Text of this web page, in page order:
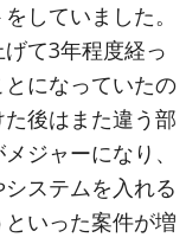
していました。
て3年程度経っ
になっていたの
後はまた違う部
ジャーになり、
ステムを入れる
いった案件が増